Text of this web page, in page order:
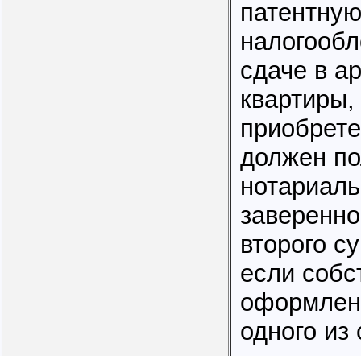
сдаче в
квартиры,
должен
второго
если
одного из